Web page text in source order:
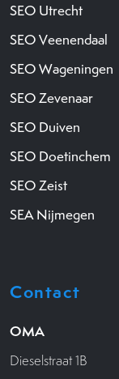
SEO Utrecht
SEO Veenendaal
SEO Wageningen
SEO Zevenaar
SEO Duiven
SEO Doetinchem
SEO Zeist
SEA Nijmegen
Contact
OMA
Dieselstraat 1B